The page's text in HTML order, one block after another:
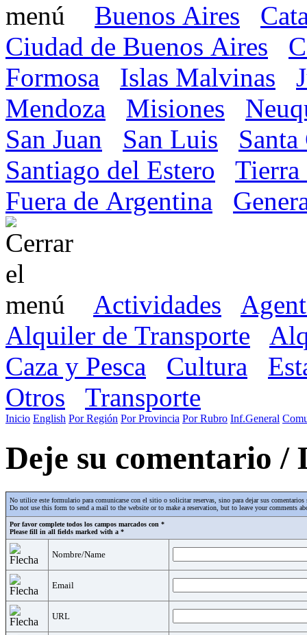
Buenos Aires
Ciudad de Buenos Aires
Formosa
Islas Malvinas
Mendoza
Misiones
San Juan
San Luis
Santiago del Estero
Tierra
Fuera de Argentina
Actividades
Alquiler de Transporte
Caza y Pesca
Cultura
Otros
Transporte
Inicio English Por Región Por Provincia Por Rubro Inf.General
Deje su comentario /
No utilice este formulario para comunicarse con el sitio o solicitar reservas, sino para dejar sus
Do not use this form to send a mail to the website or to make a reservation, but to leave your comments
Por favor complete todos los campos marcados con *
Please fill in all fields marked with a *
Nombre/Name
Email
URL